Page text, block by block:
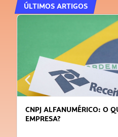
ÚLTIMOS ARTIGOS
CNPJ ALFANUMÉRICO: O
EMPRESA?